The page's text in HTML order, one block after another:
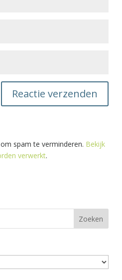
spam te verminderen. Bekijk
verwerkt.